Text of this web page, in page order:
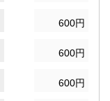
600円
600円
600円